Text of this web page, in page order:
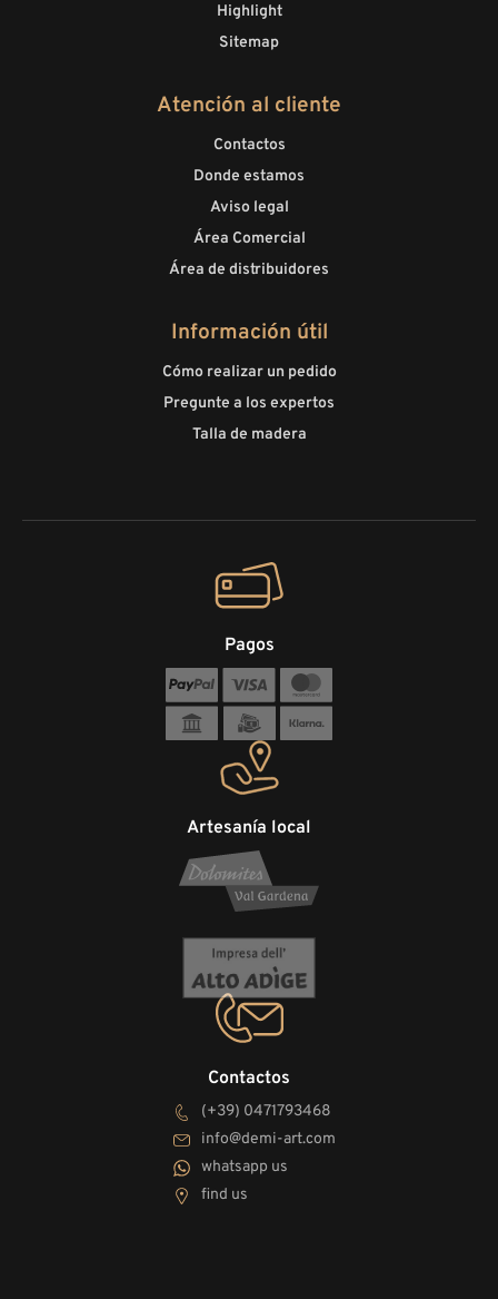
Highlight
Sitemap
Atención al cliente
Contactos
Donde estamos
Aviso legal
Área Comercial
Área de distribuidores
Información útil
Cómo realizar un pedido
Pregunte a los expertos
Talla de madera
Contactos
(+39) 0471793468
info@demi-art.com
whatsapp us
find us
Artesanía local
Pagos